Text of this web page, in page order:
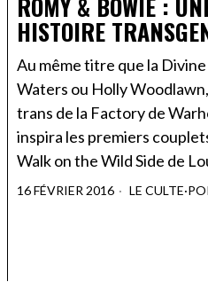
HISTOIRE
Au même titre que la
Waters ou Holly
trans de la Factory de
inspira les premiers
Walk on the Wild Side de
16 FÉVRIER 2016 LE CULTE·